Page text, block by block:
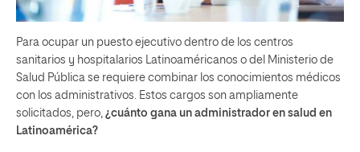
Para ocupar un puesto ejecutivo dentro de los centros
sanitarios y hospitalarios Latinoaméricanos o del Ministerio de
Salud Pública se requiere combinar los conocimientos médicos
con los administrativos. Estos cargos son ampliamente
solicitados, pero, ¿cuánto gana un administrador en salud en
Latinoamérica?